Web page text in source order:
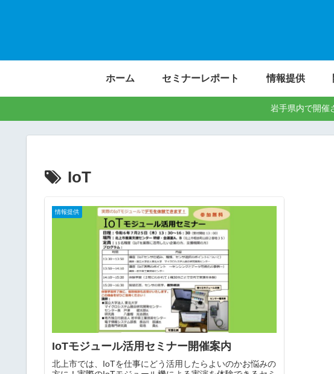
ホーム セミナーレポート 情報提供
岩手県内で開催
IoT
情報提供
IoTモジュール活用セミナー開催案内
北上市では、IoTを仕事にどう活用したらよいのかお悩みの